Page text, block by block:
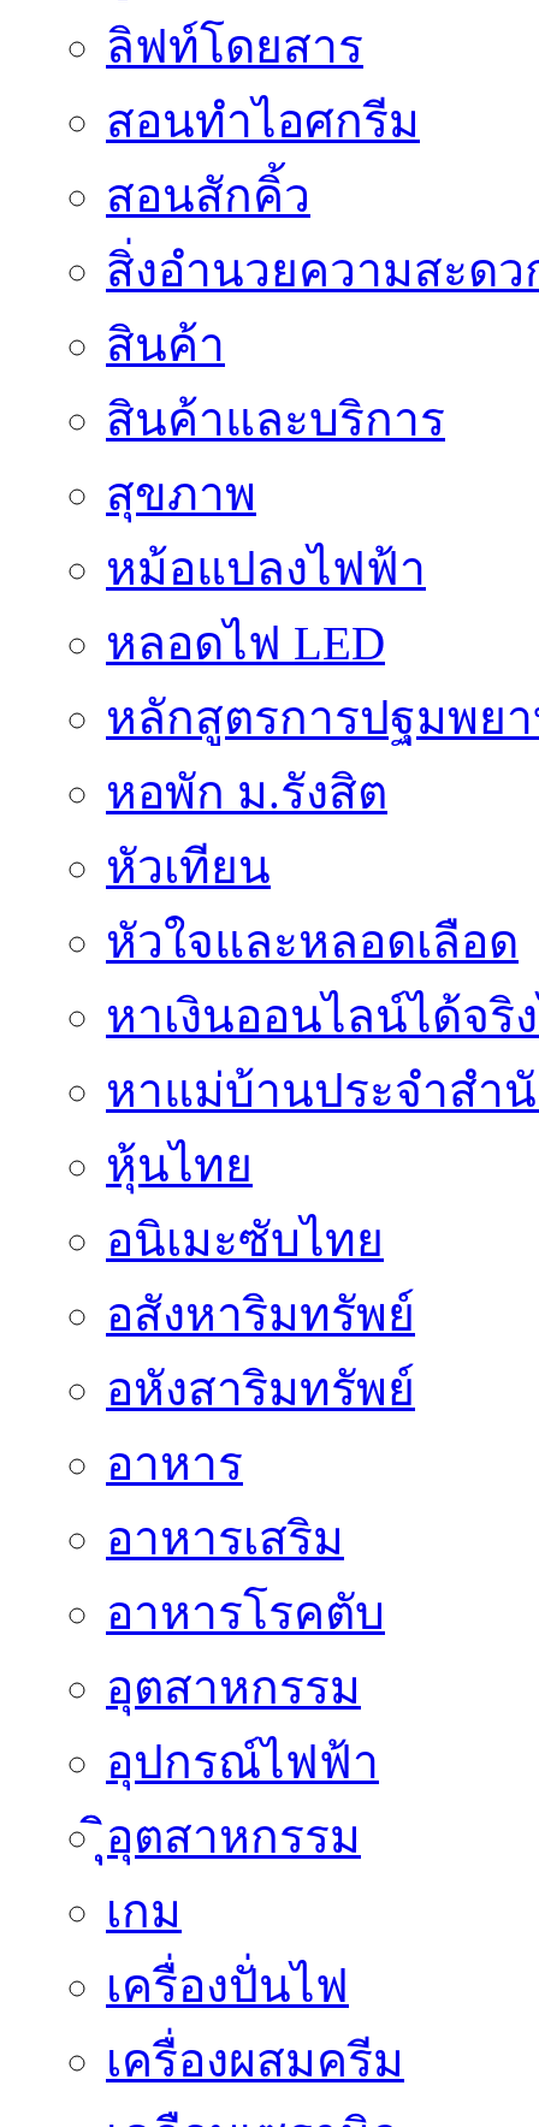
ลิฟท์โดยสาร
สอนทำไอศกรีม
สอนสักคิ้ว
สิ่งอำนวยความสะดว
สินค้า
สินค้าและบริการ
สุขภาพ
หม้อแปลงไฟฟ้า
หลอดไฟ LED
หลักสูตรการปฐมพย
หอพัก ม.รังสิต
หัวเทียน
หัวใจและหลอดเลือด
หาเงินออนไลน์ได้จริ
หาแม่บ้านประจำสำ
หุ้นไทย
อนิเมะซับไทย
อสังหาริมทรัพย์
อหังสาริมทรัพย์
อาหาร
อาหารเสริม
อาหารโรคตับ
อุตสาหกรรม
อุปกรณ์ไฟฟ้า
ิุิุอุตสาหกรรม
เกม
เครื่องปั่นไฟ
เครื่องผสมครีม